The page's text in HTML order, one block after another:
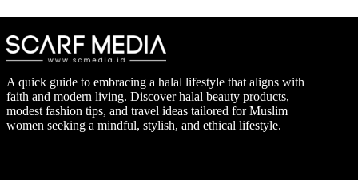
A quick guide to embracing a halal lifestyle that aligns with
faith and modern living. Discover halal beauty products,
modest fashion tips, and travel ideas tailored for Muslim
women seeking a mindful, stylish, and ethical lifestyle.